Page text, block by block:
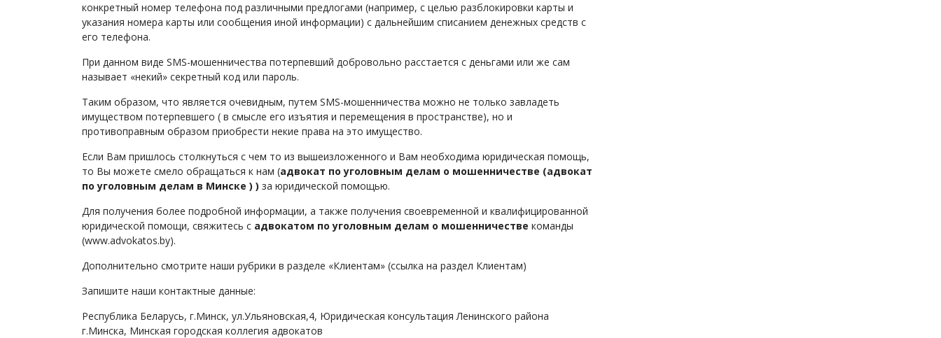
конкретный номер телефона под различными предлогами (например, с целью разблокировки карты и
указания номера карты или сообщения иной информации) с дальнейшим списанием денежных средств с
его телефона.
При данном виде SMS-мошенничества потерпевший добровольно расстается с деньгами или же сам
называет «некий» секретный код или пароль.
Таким образом, что является очевидным, путем SMS-мошенничества можно не только завладеть
имуществом потерпевшего ( в смысле его изъятия и перемещения в пространстве), но и
противоправным образом приобрести некие права на это имущество.
Если Вам пришлось столкнуться с чем то из вышеизложенного и Вам необходима юридическая помощь,
то Вы можете смело обращаться к нам (адвокат по уголовным делам о мошенничестве (адвокат
по уголовным делам в Минске ) ) за юридической помощью.
Для получения более подробной информации, а также получения своевременной и квалифицированной
юридической помощи, свяжитесь с адвокатом по уголовным делам о мошенничестве команды
(www.advokatos.by).
Дополнительно смотрите наши рубрики в разделе «Клиентам» (ссылка на раздел Клиентам)
Запишите наши контактные данные:
Республика Беларусь, г.Минск, ул.Ульяновская,4, Юридическая консультация Ленинского района
г.Минска, Минская городская коллегия адвокатов